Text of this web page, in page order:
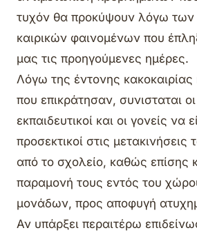
τυχόν θα προκύψουν λόγω των
καιρικών φαινομένων που έπλ
μας τις προηγούμενες ημέρες.
Λόγω της έντονης κακοκαιρίας
που επικράτησαν, συνισταται
εκπαιδευτικοί και οι γονείς να
προσεκτικοί στις μετακινήσεις
από το σχολείο, καθώς επίσης
παραμονή τους εντός του
μονάδων, προς αποφυγή
Αν υπάρξει περαιτέρω